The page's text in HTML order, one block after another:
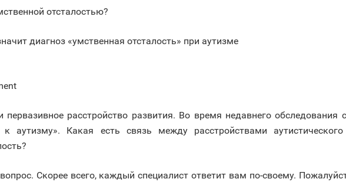
отсталостью?
диагноз «умственная отсталость» при аутизме
расстройство развития. Во время недавнего обследования
аутизму». Какая есть связь между расстройствами
Скорее всего, каждый специалист ответит вам по-своему.